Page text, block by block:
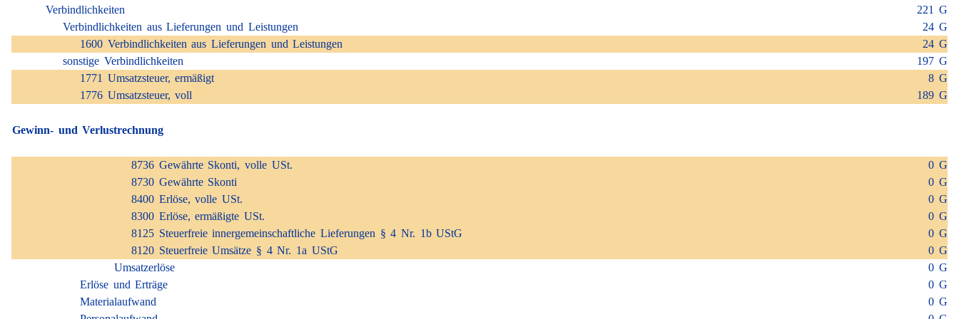
Verbindlichkeiten
221 G
Verbindlichkeiten aus Lieferungen und Leistungen
24 G
1600 Verbindlichkeiten aus Lieferungen und Leistungen
24 G
sonstige Verbindlichkeiten
197 G
1771 Umsatzsteuer, ermäßigt
8 G
1776 Umsatzsteuer, voll
189 G
Gewinn- und Verlustrechnung
8736 Gewährte Skonti, volle USt.
0 G
8730 Gewährte Skonti
0 G
8400 Erlöse, volle USt.
0 G
8300 Erlöse, ermäßigte USt.
0 G
8125 Steuerfreie innergemeinschaftliche Lieferungen § 4 Nr. 1b UStG
0 G
8120 Steuerfreie Umsätze § 4 Nr. 1a UStG
0 G
Umsatzerlöse
0 G
Erlöse und Erträge
0 G
Materialaufwand
0 G